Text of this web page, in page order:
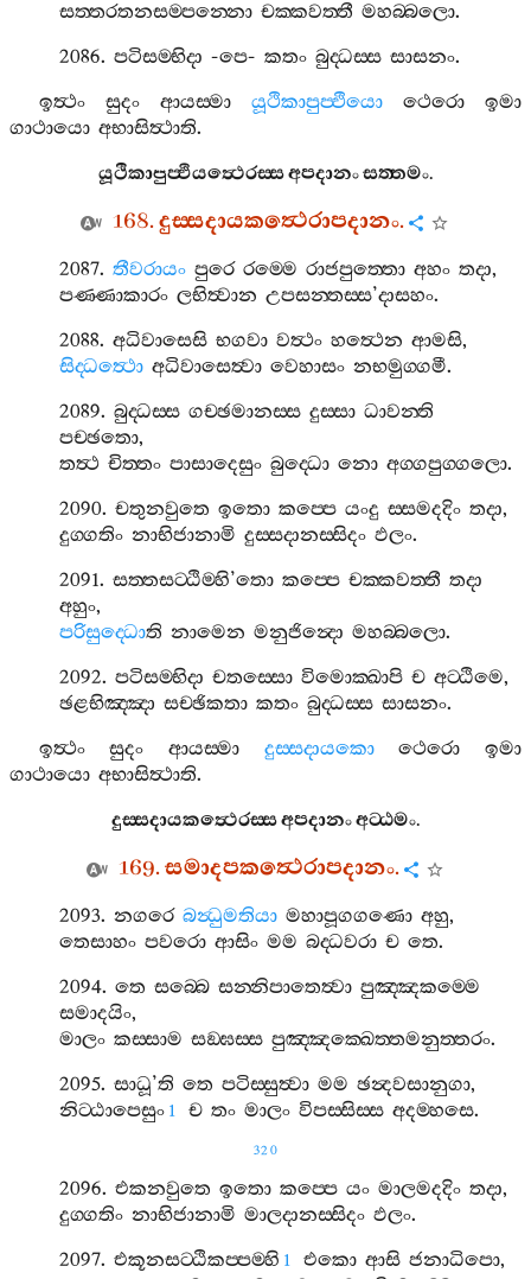
සත‍්තරතනසම‍්පන‍්නො චක‍්කවත‍්තී මහබ‍්බලො.
2086.පටිසම‍්භිදා -පෙ-කතං බුද‍්ධස‍්ස සාසනං.
ඉත්‍ථං
සුදං ආයස‍්මා යූථිකාපුප‍්ඵියො ථෙරො
ඉමා
ගාථායො අභාසිත්‍ථාති.
යූථිකාපුප‍්ඵියත්‍ථෙරස‍්සඅපදානංසත‍්තමං.
168.දුස‍්සදායකත්‍ථෙරාපදානං.
2087.තීවරායං පුරෙ රම‍්මෙ රාජපුත‍්තො අහං තදා,
පණ‍්ණාකාරං ලභිත්‍වාන උපසන‍්තස‍්ස’දාසහං.
2088.අධිවාසෙසි භගවා වත්‍ථං හත්‍ථෙන ආමසි,
සිද‍්ධත්‍ථො අධිවාසෙත්‍වා වෙහාසං නභමුග‍්ගමී.
2089.බුද‍්ධස‍්ස ගච‍්ඡමානස‍්ස දුස‍්සා ධාවන‍්ති
පච‍්ඡතො,
තත්‍ථ චිත‍්තං පාසාදෙසුං බුද‍්ධො නො අග‍්ගපුග‍්ගලො.
2090.චතුනවුතෙ ඉතො කප‍්පෙ යංදු ස‍්සමදදිං තදා,
දුග‍්ගතිං නාභිජානාමි දුස‍්සදානස‍්සිදං ඵලං.
2091.සත‍්තසට‍්ඨිම‍්හි’තො කප‍්පෙ චක‍්කවත‍්තී තදා
අහුං,
පරිසුද‍්ධොති නාමෙන මනුජින්‍දො මහබ‍්බලො.
2092.පටිසම‍්භිදා චතස‍්සො විමොක‍්ඛාපි ච අට‍්ඨිමෙ,
ඡළභිඤ‍්ඤා සච‍්ඡිකතා කතං බුද‍්ධස‍්ස සාසනං.
ඉත්‍ථං
සුදං ආයස‍්මා දුස‍්සදායකො ථෙරො
ඉමා
ගාථායො අභාසිත්‍ථාති.
දුස‍්සදායකත්‍ථෙරස‍්සඅපදානංඅට‍්ඨමං.
169.සමාදපකත්‍ථෙරාපදානං.
2093.නගරෙ බන්‍ධුමතියා මහාපූගගණො අහු,
තෙසාහං පවරො ආසිං මම බද‍්ධවරා ච තෙ.
2094.තෙ සබ‍්බෙ සන‍්නිපාතෙත්‍වා පුඤ‍්ඤකම‍්මෙ
සමාදයිං,
මාලං කස‍්සාම සඞ‍්ඝස‍්ස පුඤ‍්ඤක‍්ඛෙත‍්තමනුත‍්තරං.
2095.සාධූ’ති තෙ පටිස‍්සුත්‍වා මම ඡන්‍දවසානුගා,
නිට‍්ඨාපෙසුං 1 ච තං මාලං විපස‍්සිස‍්ස අදම‍්හසෙ.
320
2096.එකනවුතෙ ඉතො කප‍්පෙ යං මාලමදදිං තදා,
දුග‍්ගතිං නාභිජානාමි මාලදානස‍්සිදං ඵලං.
2097.එකූනසට‍්ඨිකප‍්පම‍්හි 1 එකො ආසි ජනාධිපො,